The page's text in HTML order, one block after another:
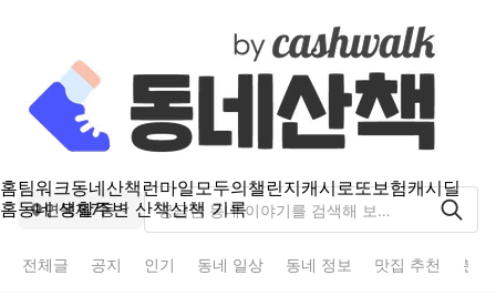
홈팀워크동네산책 런마일모두의챌린지캐시로또보험캐시딜
홈동네 생활주변 산책산책 기록
면목제7동
전체글 공지 인기 동네 일상 동네 정보 맛집 추천 분